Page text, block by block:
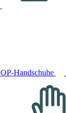
OP-Handschuhe